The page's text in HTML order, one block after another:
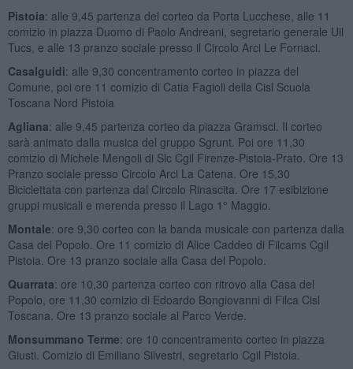
Pistoia: alle 9,45 partenza del corteo da Porta Lucchese, alle 11
comizio in piazza Duomo di Paolo Andreani, segretario generale Uil
Tucs, e alle 13 pranzo sociale presso il Circolo Arci Le Fornaci.
Casalguidi: alle 9,30 concentramento corteo in piazza del
Comune, poi ore 11 comizio di Catia Fagioli della Cisl Scuola
Toscana Nord Pistoia
Agliana: alle 9,45 partenza corteo da piazza Gramsci. Il corteo
sarà animato dalla musica del gruppo Sgrunt. Poi ore 11,30
comizio di Michele Mengoli di Slc Cgil Firenze-Pistoia-Prato. Ore 13
Pranzo sociale presso Circolo Arci La Catena. Ore 15,30
Biciclettata con partenza dal Circolo Rinascita. Ore 17 esibizione
gruppi musicali e merenda presso il Lago 1° Maggio.
Montale: ore 9,30 corteo con la banda musicale con partenza dalla
Casa del Popolo. Ore 11 comizio di Alice Caddeo di Filcams Cgil
Pistoia. Ore 13 pranzo sociale alla Casa del Popolo.
Quarrata: ore 10,30 partenza corteo con ritrovo alla Casa del
Popolo, ore 11,30 comizio di Edoardo Bongiovanni di Filca Cisl
Toscana. Ore 13 pranzo sociale al Parco Verde.
Monsummano Terme: ore 10 concentramento corteo in piazza
Giusti. Comizio di Emiliano Silvestri, segretario Cgil Pistoia.